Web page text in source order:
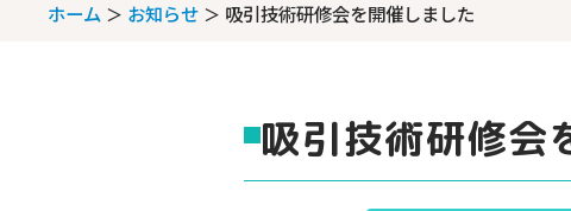
ホーム お知らせ 吸引技術研修会を開催しました
吸引技術研修会